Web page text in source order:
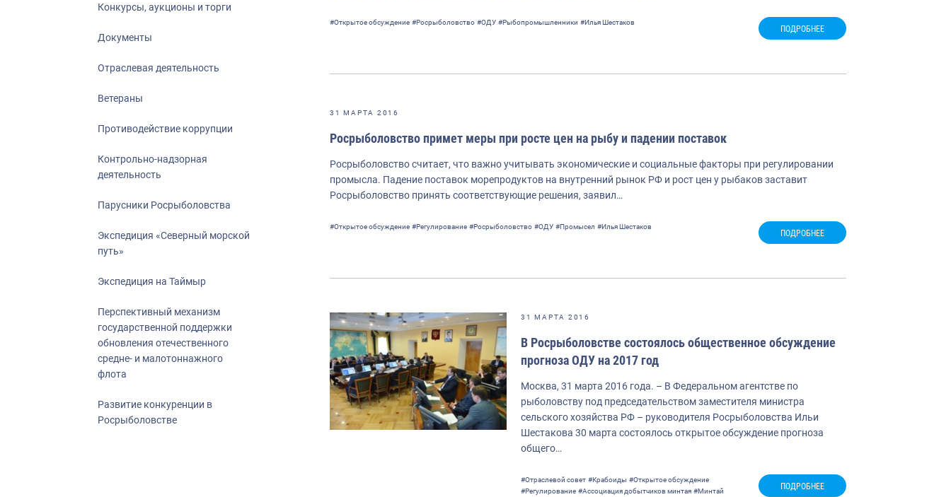
Конкурсы, аукционы и торги
Документы
Отраслевая деятельность
Ветераны
Противодействие коррупции
Контрольно-надзорная
деятельность
Парусники Росрыболовства
Экспедиция «Северный морской
путь»
Экспедиция на Таймыр
Перспективный механизм
государственной поддержки
обновления отечественного
средне- и малотоннажного
флота
Развитие конкуренции в
Росрыболовстве
#Открытое обсуждение #Росрыболовство #ОДУ #Рыбопромышленники #Илья Шестаков
ПОДРОБНЕЕ
31 МАРТА 2016
Росрыболовство примет меры при росте цен на рыбу и падении поставок
Росрыболовство считает, что важно учитывать экономические и социальные факторы при регулировании
промысла. Падение поставок морепродуктов на внутренний рынок РФ и рост цен у рыбаков заставит
Росрыболовство принять соответствующие решения, заявил…
#Открытое обсуждение #Регулирование #Росрыболовство #ОДУ #Промысел #Илья Шестаков
ПОДРОБНЕЕ
31 МАРТА 2016
В Росрыболовстве состоялось общественное обсуждение
прогноза ОДУ на 2017 год
Москва, 31 марта 2016 года. – В Федеральном агентстве по
рыболовству под председательством заместителя министра
сельского хозяйства РФ – руководителя Росрыболовства Ильи
Шестакова 30 марта состоялось открытое обсуждение прогноза
общего…
#Отраслевой совет #Крабоиды #Открытое обсуждение
#Регулирование #Ассоциация добытчиков минтая #Минтай
ПОДРОБНЕЕ